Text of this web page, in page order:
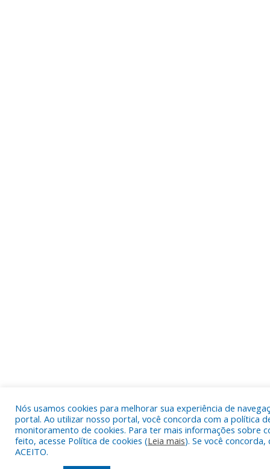
Nós usamos cookies para melhorar sua experiência de
portal. Ao utilizar nosso portal, você concorda com a política
monitoramento de cookies. Para ter mais informações sobre
feito, acesse Política de cookies (Leia mais). Se você concorda,
ACEITO.